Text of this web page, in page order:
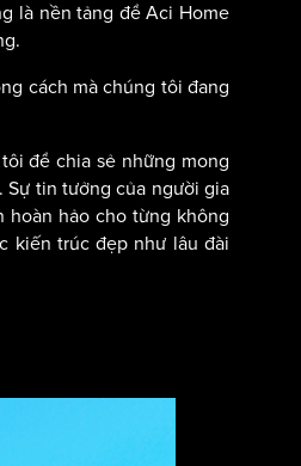
là nền tảng để Aci Home
cách mà chúng tôi đang
để chia sẻ những mong
Sự tin tưởng của người gia
hoàn hảo cho từng không
kiến trúc đẹp như lâu đài